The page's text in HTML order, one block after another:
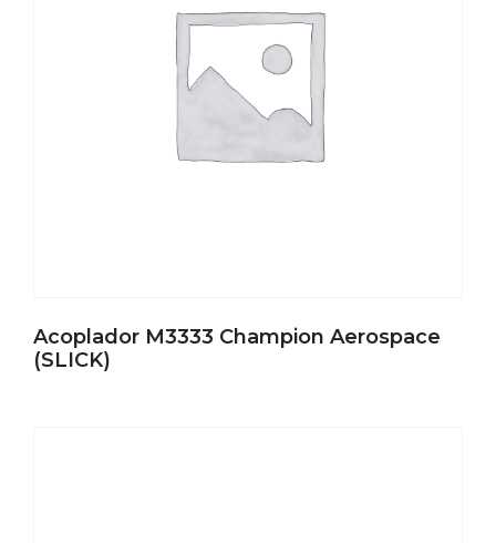
Acoplador M3333 Champion Aerospace
(SLICK)